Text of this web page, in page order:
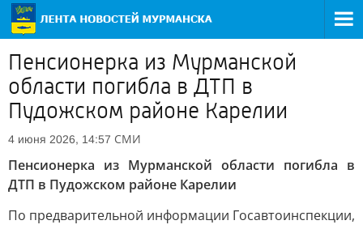
Пенсионерка из Мурманской
области погибла в ДТП в
Пудожском районе Карелии
4 июня 2026, 14:57 СМИ
Пенсионерка из Мурманской области погибла в
ДТП в Пудожском районе Карелии
По предварительной информации Госавтоинспекции,